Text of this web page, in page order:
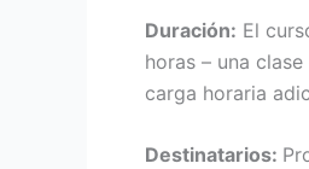
Duración: El
horas – una
carga horaria
Destinatarios: